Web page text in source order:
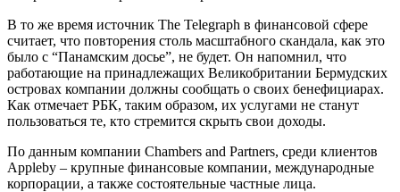
В то же время источник The Telegraph в финансовой сфере
считает, что повторения столь масштабного скандала, как это
было с “Панамским досье”, не будет. Он напомнил, что
работающие на принадлежащих Великобритании Бермудских
островах компании должны сообщать о своих бенефициарах.
Как отмечает РБК, таким образом, их услугами не станут
пользоваться те, кто стремится скрыть свои доходы.
По данным компании Chambers and Partners, среди клиентов
Appleby – крупные финансовые компании, международные
корпорации, а также состоятельные частные лица.